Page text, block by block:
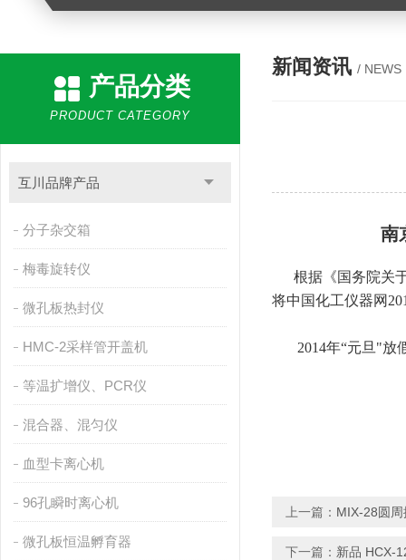
产品分类
PRODUCT CATEGORY
互川品牌产品
分子杂交箱
梅毒旋转仪
微孔板热封仪
HMC-2采样管开盖机
等温扩增仪、PCR仪
混合器、混匀仪
血型卡离心机
96孔瞬时离心机
微孔板恒温孵育器
新闻资讯 / NEWS
南
根据《国务院关于
将中国化工仪器网
2014年“元旦"放假
上一篇： MIX-28圆
下一篇： 新品 HCX-